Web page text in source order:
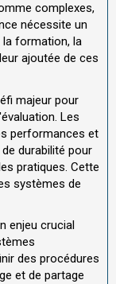
complexes,
nécessite un
formation, la
ajoutée de ces
majeur pour
Les
performances et
durabilité pour
pratiques. Cette
systèmes de
enjeu crucial
des procédures
et de partage